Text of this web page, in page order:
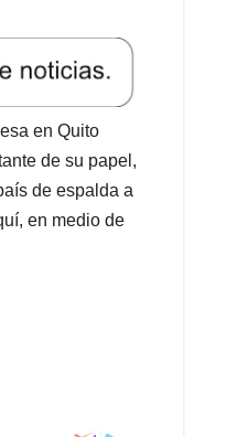
en Quito
de su papel,
de espalda a
en medio de